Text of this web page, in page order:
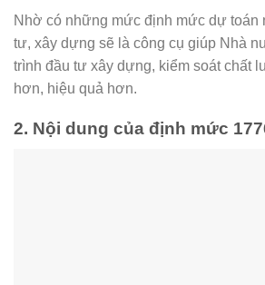
Nhờ có những mức định mức dự toán
tư, xây dựng sẽ là công cụ giúp Nhà
trình đầu tư xây dựng, kiểm soát chất
hơn, hiệu quả hơn.
2. Nội dung của định mức